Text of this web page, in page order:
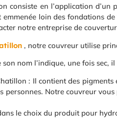
consiste en l’application
emmenée loin des fondations
notre entreprise de
, notre couvreur utilise
nom l’indique, une fois
: Il contient des
personnes. Notre couvreur
le choix du produit pour